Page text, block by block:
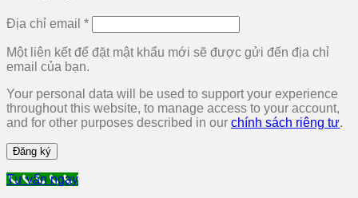
Địa chỉ email *Bắt
buộc
Một liên kết để đặt mật khẩu mới sẽ được gửi đến địa chỉ
email của bạn.
Your personal data will be used to support your experience
throughout this website, to manage access to your account,
and for other purposes described in our chính sách riêng tư.
Đăng ký
Tư vấn ngay